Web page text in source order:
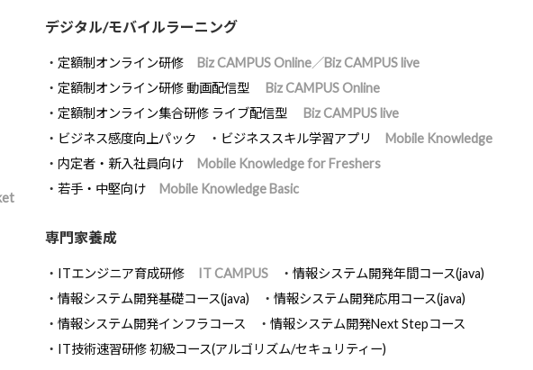
デジタル/モバイルラーニング
定額制オンライン研修
Biz CAMPUS Online／Biz CAMPUS live
定額制オンライン研修 動画配信型
Biz CAMPUS Online
定額制オンライン集合研修 ライブ配信型
Biz CAMPUS live
ビジネス感度向上パック
ビジネススキル学習アプリ
Mobile Knowledge
内定者・新入社員向け
Mobile Knowledge for Freshers
若手・中堅向け
Mobile Knowledge Basic
専門家養成
ITエンジニア育成研修 IT CAMPUS
情報システム開発年間コース(java)
情報システム開発基礎コース(java)
情報システム開発応用コース(java)
情報システム開発インフラコース
情報システム開発Next Stepコース
IT技術速習研修 初級コース(アルゴリズム/セキュリティー)